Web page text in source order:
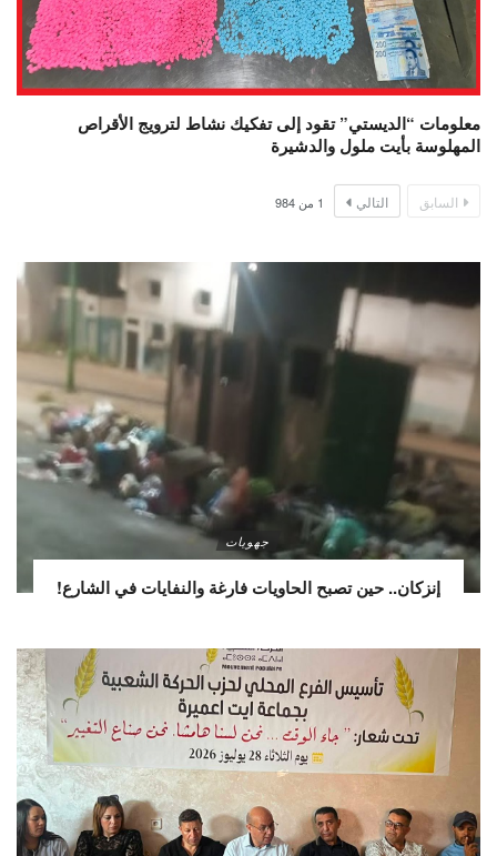
معلومات “الديستي” تقود إلى تفكيك نشاط لترويج الأقراص
المهلوسة بأيت ملول والدشيرة
السابق التالي 1 من 984
جهويات
إنزكان.. حين تصبح الحاويات فارغة والنفايات في الشارع!